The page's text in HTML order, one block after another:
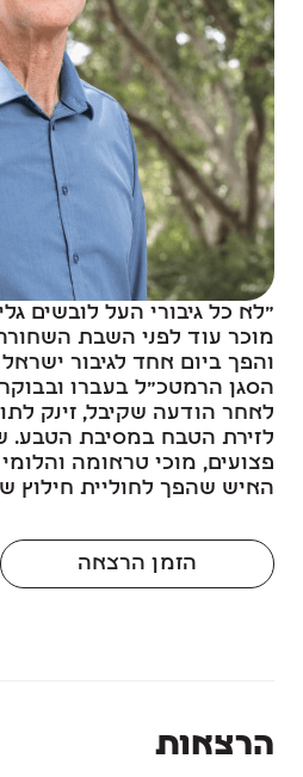
"לא כל גיבורי העל לובשים
והפך ביום אחד לגיבור
הסגן הרמטכ"ל בעברו
לאחר הודעה שקיבל, זינק
לזירת הטבח במסיבת הטבע.
פצועים, מוכי טראומה
האיש שהפך לחוליית חילוץ
הזמן הרצאה
הרצאות